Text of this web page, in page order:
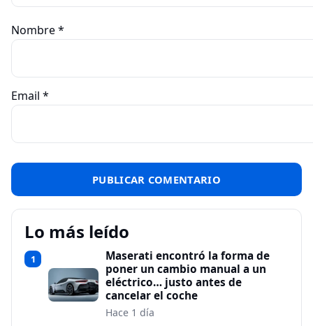
Nombre*
Email *
Lo más leído
1
Maserati encontró la forma de
poner un cambio manual a un
eléctrico… justo antes de
cancelar el coche
Hace 1 día